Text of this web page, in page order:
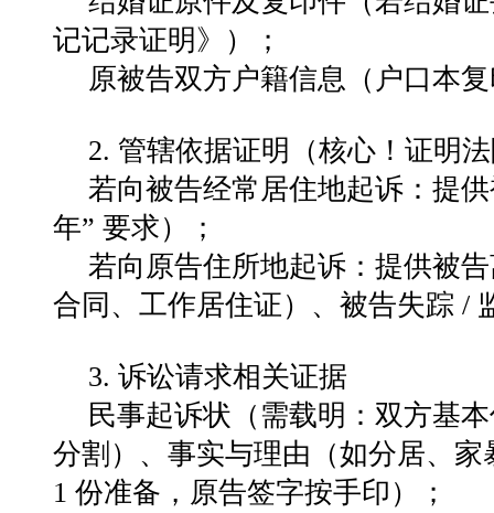
记记录证明》）；
原被告双方户籍信息（户口本
2. 管辖依据证明（核心！证明
若向被告经常居住地起诉：提
年” 要求）；
若向原告住所地起诉：提供被
合同、工作居住证）、被告失踪 /
3. 诉讼请求相关证据
民事起诉状（需载明：双方基
分割）、事实与理由（如分居、
1 份准备，原告签字按手印）；